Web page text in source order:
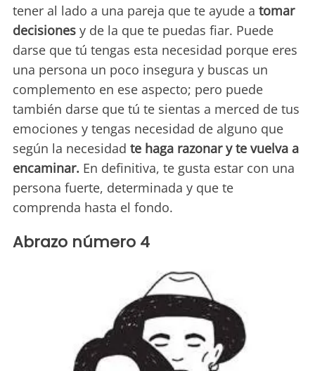
tener al lado a una pareja que te ayude a tomar
decisiones y de la que te puedas fiar. Puede
darse que tú tengas esta necesidad porque eres
una persona un poco insegura y buscas un
complemento en ese aspecto; pero puede
también darse que tú te sientas a merced de tus
emociones y tengas necesidad de alguno que
según la necesidad te haga razonar y te vuelva a
encaminar. En definitiva, te gusta estar con una
persona fuerte, determinada y que te
comprenda hasta el fondo.
Abrazo número 4